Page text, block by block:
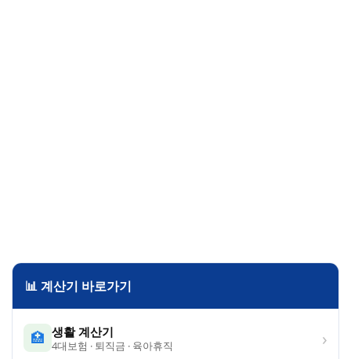
📊 계산기 바로가기
🏥 생활 계산기
4대보험 · 퇴직금 · 육아휴직 ›